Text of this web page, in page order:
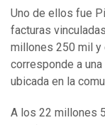
Uno de ellos fue
facturas
millones 250 mil y
corresponde a
ubicada en la
A los 22 millones